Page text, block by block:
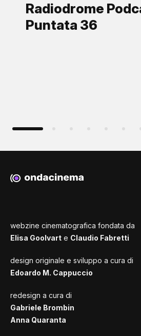
Radiodrome
Puntata 36
webzine cinematografica fondata da
Elisa Goolvart e Claudio Fabretti
design originale e sviluppo a cura di
Edoardo M. Cappuccio
redesign a cura di
Gabriele Brombin
Anna Quaranta